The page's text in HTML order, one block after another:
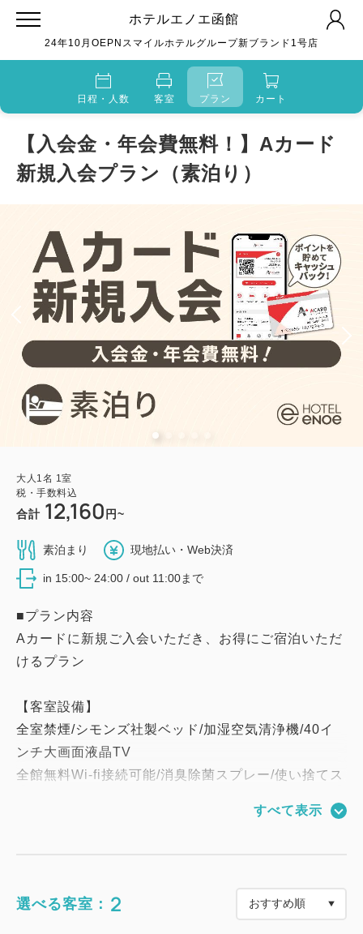
ホテルエノエ函館
24年10月OEPNスマイルホテルグループ新ブランド1号店
日程・人数 客室 プラン カート
【入会金・年会費無料！】Aカード
新規入会プラン（素泊り）
大人 1 名 1 室
税・手数料込
合計 12,160 円~
素泊まり 現地払い・Web決済
in 15:00~ 24:00 / out 11:00まで
■プラン内容
Aカードに新規ご入会いただき、お得にご宿泊いただ
けるプラン
【客室設備】
全室禁煙/シモンズ社製ベッド/加湿空気清浄機/40イ
ンチ大画面液晶TV
全館無料Wi-fi接続可能/消臭除菌スプレー/使い捨てス
1Fエレベータホール前のアメニティコーナーからご
すべて表示
選べる客室： 2